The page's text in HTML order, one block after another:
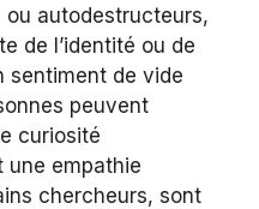
autodestructeurs,
de l’identité ou de
sentiment de vide
peuvent
curiosité
une empathie
chercheurs, sont